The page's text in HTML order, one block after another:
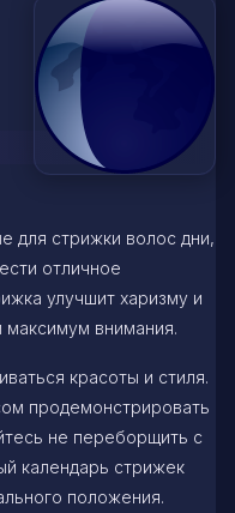
для стрижки волос дни,
отличное
улучшит харизму и
внимания.
красоты и стиля.
продемонстрировать
не переборщить с
календарь стрижек
положения.